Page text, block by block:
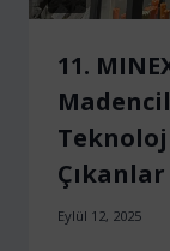
11.
Çıkanlar
Eylül 12, 2025